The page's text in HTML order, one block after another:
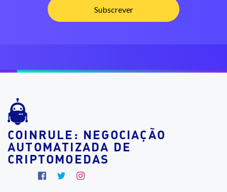
COINRULE: NEGOCIAÇÃO
AUTOMATIZADA DE
CRIPTOMOEDAS